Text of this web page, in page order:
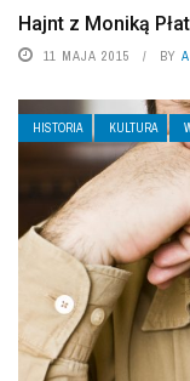
Hajnt z Moniką
11 MAJA 2015 BY
HISTORIA KULTURA